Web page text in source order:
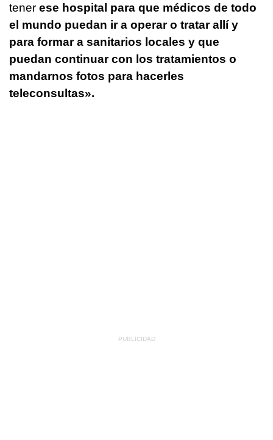
tener ese hospital para que médicos de todo
el mundo puedan ir a operar o tratar allí y
para formar a sanitarios locales y que
puedan continuar con los tratamientos o
mandarnos fotos para hacerles
teleconsultas».